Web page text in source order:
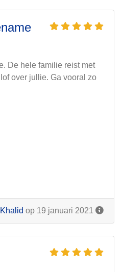
De hele familie reist met
over jullie. Ga vooral zo
Khalid op 19 januari 2021